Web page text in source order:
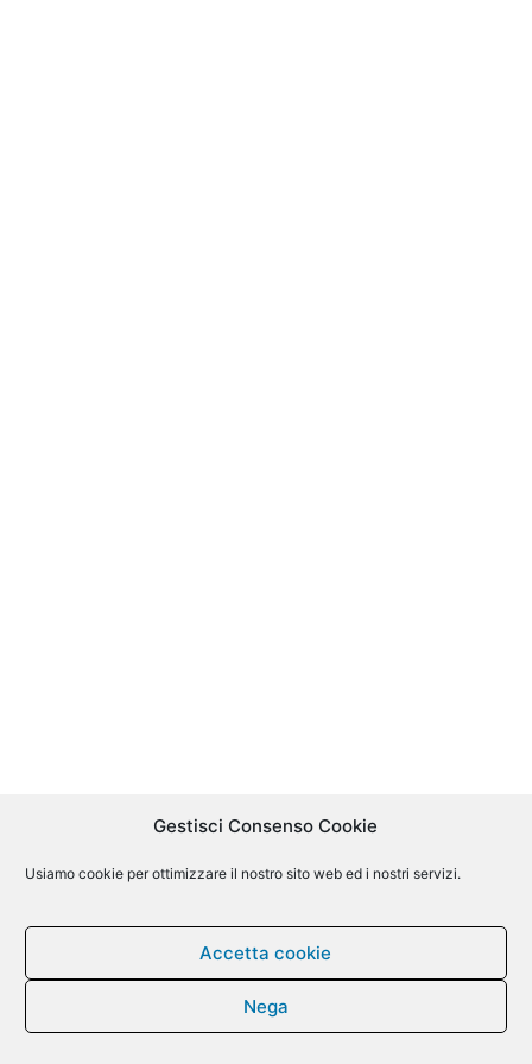
Gestisci Consenso Cookie
Usiamo cookie per ottimizzare il nostro sito web ed i nostri servizi.
Accetta cookie
Nega